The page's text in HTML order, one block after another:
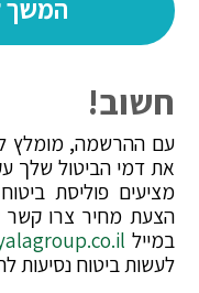
חשוב!
עם ההרשמה, מומלץ
את דמי הביטול שלך
מציעים פוליסת
במייל
לעשות ביטוח נסיעות